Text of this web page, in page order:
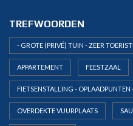
TREFWOORDEN
- GROTE (PRIVÉ) TUIN - ZEER
APPARTEMENT FEESTZAAL
FIETSENSTALLING - OPLAADPUNTEN
OVERDEKTE VUURPLAATS